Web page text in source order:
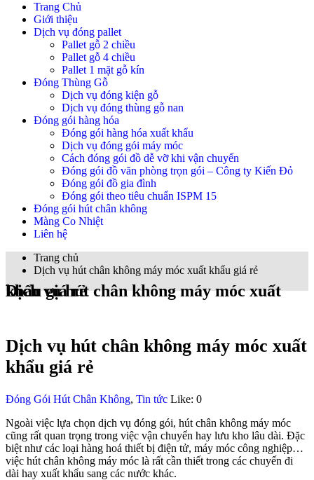
Trang Chủ
Giới thiệu
Dịch vụ đóng pallet
Pallet gỗ 2 chiều
Pallet gỗ 4 chiều
Pallet 1 mặt gỗ kín
Đóng Thùng Gỗ
Dịch vụ đóng kiện gỗ
Dịch vụ đóng thùng gỗ nan
Đóng gói hàng hóa
Đóng gói hàng hóa xuất khẩu
Dịch vụ đóng gói máy móc
Cách đóng gói đồ dễ vỡ khi vận chuyển
Đóng gói đồ văn phòng trọn gói – Công ty Kiến Đỏ
Đóng gói đồ gia đình
Đóng gói theo tiêu chuẩn ISPM 15
Đóng gói hút chân không
Màng Co Nhiệt
Liên hệ
Trang chủ
Dịch vụ hút chân không máy móc xuất khẩu giá rẻ
Dịch vụ hút chân không máy móc xuất khẩu giá rẻ
Dịch vụ hút chân không máy móc xuất
khẩu giá rẻ
Đóng Gói Hút Chân Không, Tin tức Like: 0
Ngoài việc lựa chọn dịch vụ đóng gói, hút chân không máy móc
cũng rất quan trọng trong việc vận chuyển hay lưu kho lâu dài. Đặc
biệt như các loại hàng hoá thiết bị điện tử, máy móc công nghiệp…
việc hút chân không máy móc là rất cần thiết trong các chuyến đi
dài hay xuất khẩu sang các nước khác.